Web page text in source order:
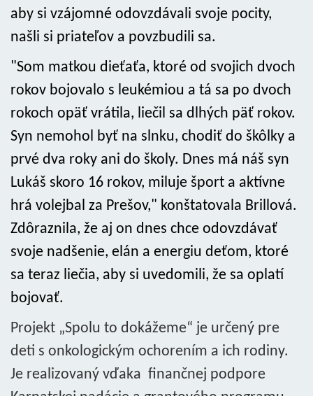
aby si vzájomné odovzdávali svoje pocity,
našli si priateľov a povzbudili sa.
"Som matkou dieťaťa, ktoré od svojich dvoch
rokov bojovalo s leukémiou a tá sa po dvoch
rokoch opäť vrátila, liečil sa dlhých päť rokov.
Syn nemohol byť na slnku, chodiť do škôlky a
prvé dva roky ani do školy. Dnes má náš syn
Lukáš skoro 16 rokov, miluje šport a aktívne
hrá volejbal za Prešov," konštatovala Brillová.
Zdôraznila, že aj on dnes chce odovzdávať
svoje nadšenie, elán a energiu deťom, ktoré
sa teraz liečia, aby si uvedomili, že sa oplatí
bojovať.
Projekt „Spolu to dokážeme“ je určený pre
deti s onkologickým ochorením a ich rodiny.
Je realizovaný vďaka finančnej podpore